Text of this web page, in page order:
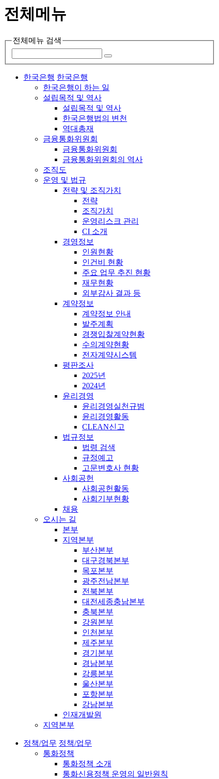
전체메뉴
전체메뉴 검색
한국은행 한국은행
한국은행이 하는 일
설립목적 및 역사
설립목적 및 역사
한국은행법의 변천
역대총재
금융통화위원회
금융통화위원회
금융통화위원회의 역사
조직도
운영 및 법규
전략 및 조직가치
전략
조직가치
운영리스크 관리
CI 소개
경영정보
인원현황
인건비 현황
주요 업무 추진 현황
재무현황
외부감사 결과 등
계약정보
계약정보 안내
발주계획
경쟁입찰계약현황
수의계약현황
전자계약시스템
평판조사
2025년
2024년
윤리경영
윤리경영실천규범
윤리경영활동
CLEAN신고
법규정보
법령 검색
규정예고
고문변호사 현황
사회공헌
사회공헌활동
사회기부현황
채용
오시는 길
본부
지역본부
부산본부
대구경북본부
목포본부
광주전남본부
전북본부
대전세종충남본부
충북본부
강원본부
인천본부
제주본부
경기본부
경남본부
강릉본부
울산본부
포항본부
강남본부
인재개발원
지역본부
정책/업무 정책/업무
통화정책
통화정책 소개
통화신용정책 운영의 일반원칙